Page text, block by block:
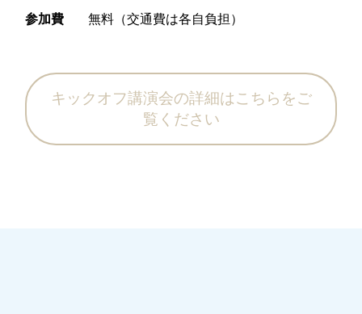
参加費 無料（交通費は各自負担）
キックオフ講演会の詳細はこちらをご
覧ください